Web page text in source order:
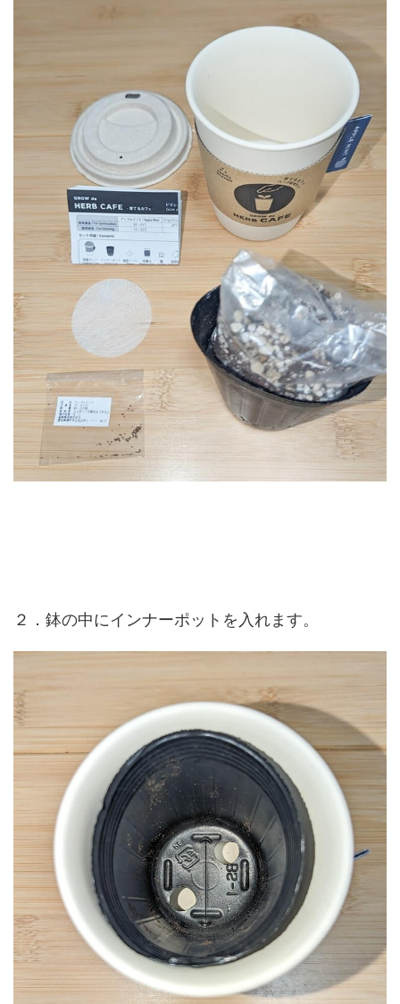
２．鉢の中にインナーポットを入れます。